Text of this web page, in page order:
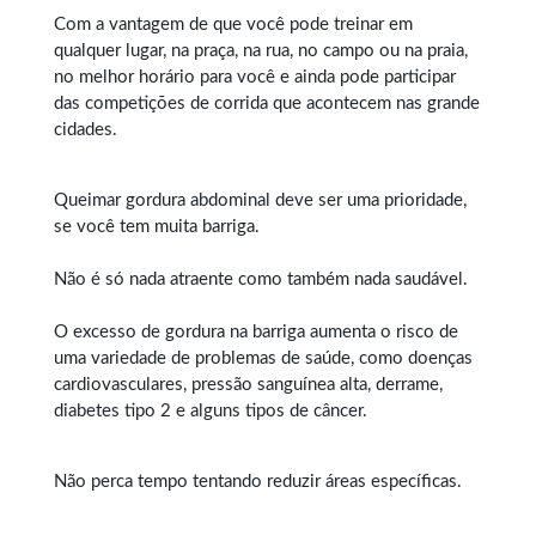
Com a vantagem de que você pode treinar em
qualquer lugar, na praça, na rua, no campo ou na praia,
no melhor horário para você e ainda pode participar
das competições de corrida que acontecem nas grande
cidades.
Queimar gordura abdominal deve ser uma prioridade,
se você tem muita barriga.
Não é só nada atraente como também nada saudável.
O excesso de gordura na barriga aumenta o risco de
uma variedade de problemas de saúde, como doenças
cardiovasculares, pressão sanguínea alta, derrame,
diabetes tipo 2 e alguns tipos de câncer.
Não perca tempo tentando reduzir áreas específicas.